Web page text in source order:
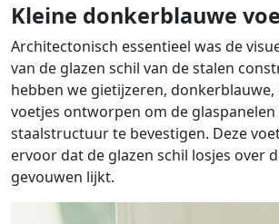
Kleine donkerblauwe
Architectonisch essentieel was de
van de glazen schil van de stalen
hebben we gietijzeren,
voetjes ontworpen om de glaspanelen
staalstructuur te bevestigen. Deze
ervoor dat de glazen schil losjes over
gevouwen lijkt.